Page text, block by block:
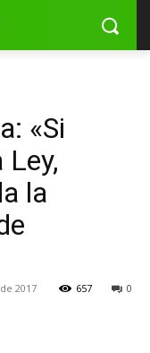
«Si
la
2017 0
657